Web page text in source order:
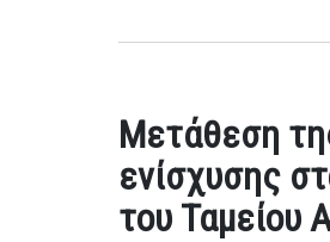
Μετάθεση
ενίσχυσης
του Ταμείου